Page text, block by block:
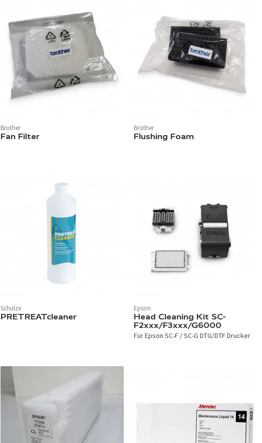
Brother
Fan Filter
Brother
Flushing Foam
Schulze
PRETREATcleaner
Epson
Head Cleaning Kit SC-
F2xxx/F3xxx/G6000
Für Epson SC-F / SC-G DTG/DTF Drucker